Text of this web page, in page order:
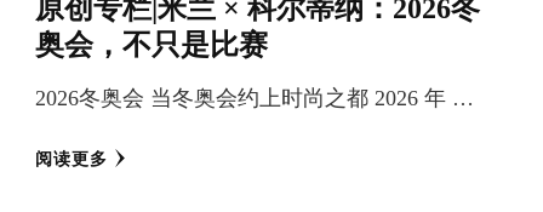
原创专栏|米兰 × 科尔蒂纳：2026冬
奥会，不只是比赛
2026冬奥会 当冬奥会约上时尚之都 2026 年 …
阅读更多